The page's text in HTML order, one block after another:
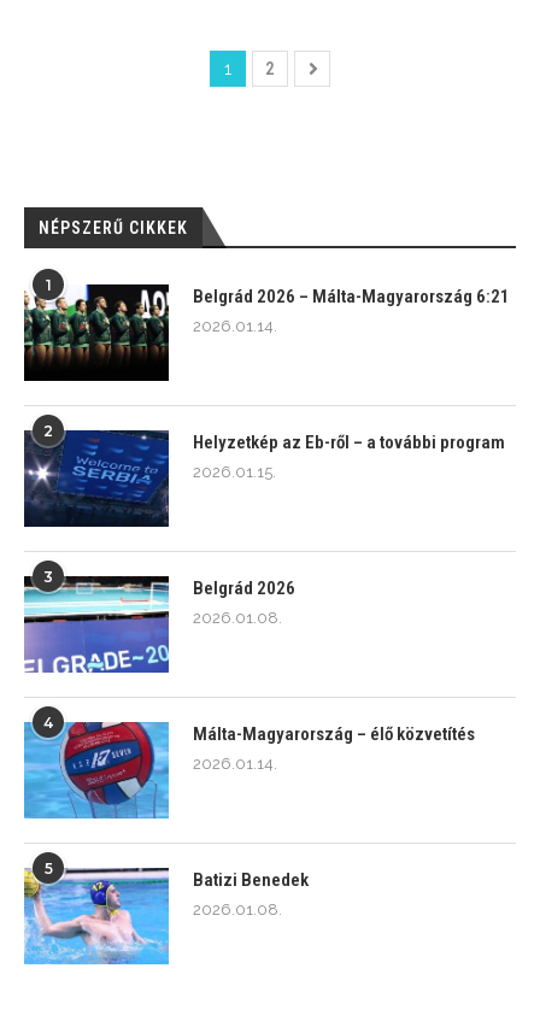
1 2
NÉPSZERŰ CIKKEK
1
Belgrád 2026 – Málta-Magyarország 6:21
2026.01.14.
2
Helyzetkép az Eb-ről – a további program
2026.01.15.
3
Belgrád 2026
2026.01.08.
4
Málta-Magyarország – élő közvetítés
2026.01.14.
5
Batizi Benedek
2026.01.08.